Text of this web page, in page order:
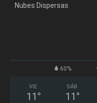
Nubes Dispersas
60%
VIE
11 °
SÁB
11 °